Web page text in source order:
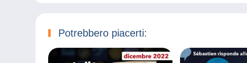
Potrebbero piacerti: